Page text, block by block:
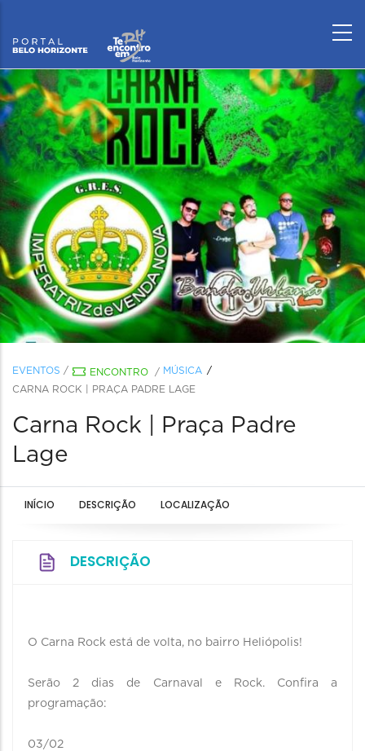
EVENTOS / ENCONTRO / MÚSICA
CARNA ROCK | PRAÇA PADRE LAGE
Carna Rock | Praça Padre
Lage
INÍCIO DESCRIÇÃO LOCALIZAÇÃO
DESCRIÇÃO
O Carna Rock está de volta, no bairro Heliópolis!
Serão 2 dias de Carnaval e Rock. Confira a
programação:
03/02